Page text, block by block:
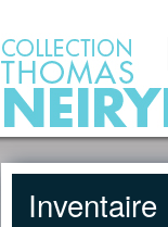
Inventaire